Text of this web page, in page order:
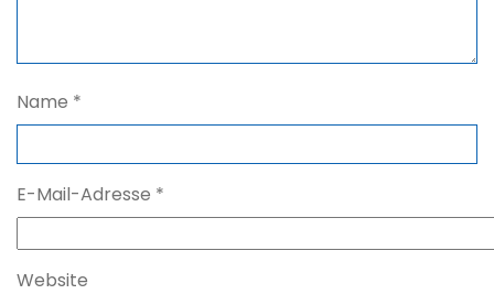
Name *
E-Mail-Adresse *
Website